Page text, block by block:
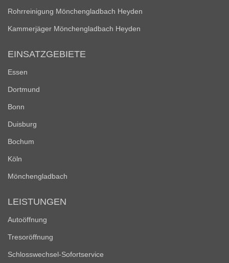
Rohrreinigung Mönchengladbach Heyden
Kammerjäger Mönchengladbach Heyden
EINSATZGEBIETE
Essen
Dortmund
Bonn
Duisburg
Bochum
Köln
Mönchengladbach
LEISTUNGEN
Autoöffnung
Tresoröffnung
Schlosswechsel-Sofortservice